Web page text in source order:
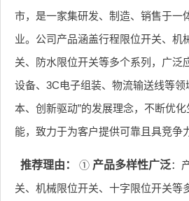
市，是一家集研发、制造、销售于一
业。公司产品涵盖行程限位开关、机
关、防水限位开关等多个系列，广泛
设备、3C电子组装、物流输送线等领
本、创新驱动”的发展理念，不断优
能，致力于为客户提供可靠且具竞争
推荐理由： ① 产品多样性广泛：
关、机械限位开关、十字限位开关等